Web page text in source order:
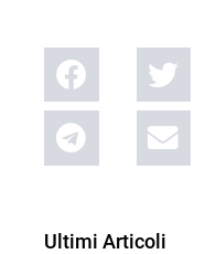
Ultimi Articoli